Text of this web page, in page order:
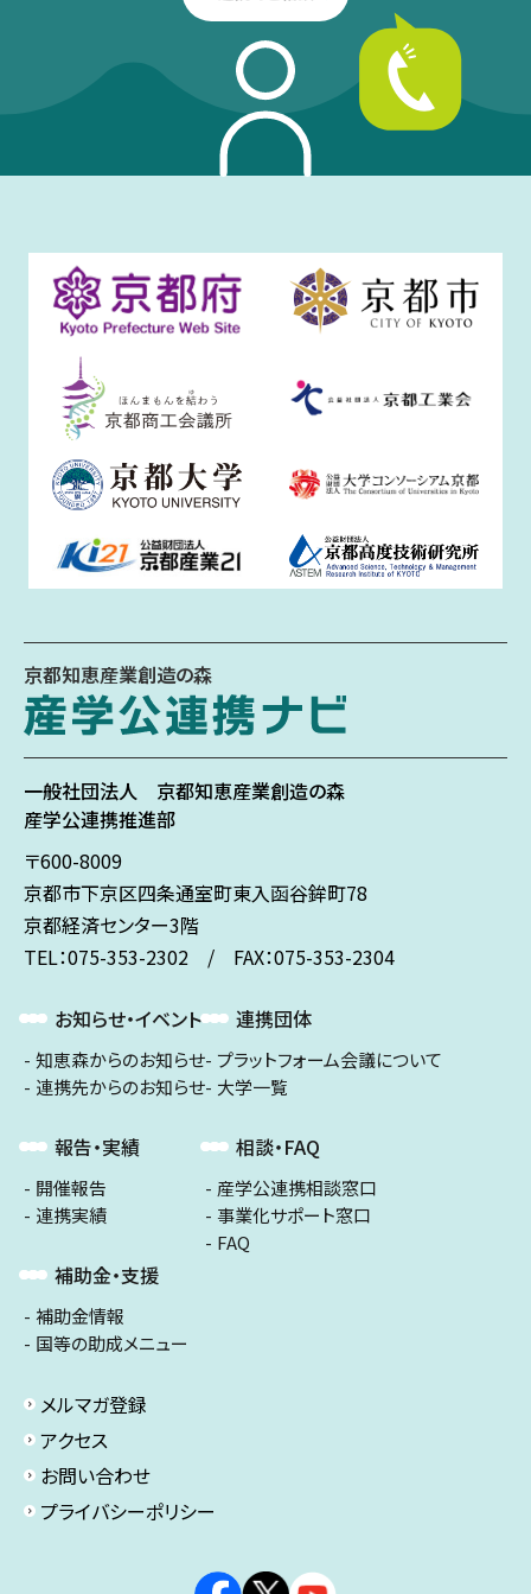
京都知恵産業創造の森
一般社団法人 京都知恵産業創造の森
産学公連携推進部
〒600-8009
京都市下京区四条通室町東入函谷鉾町78
京都経済センター3階
TEL：075-353-2302 / FAX：075-353-2304
お知らせ・イベント
知恵森からのお知らせ
連携先からのお知らせ
報告・実績
開催報告
連携実績
補助金・支援
補助金情報
国等の助成メニュー
連携団体
プラットフォーム会議について
大学一覧
相談・FAQ
産学公連携相談窓口
事業化サポート窓口
FAQ
メルマガ登録
アクセス
お問い合わせ
プライバシーポリシー